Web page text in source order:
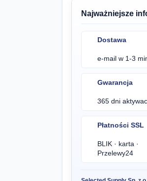
Najważniejsze
Dostawa
e-mail w 1-3
Gwarancja
365 dni
Płatności SSL
BLIK · karta ·
Przelewy24